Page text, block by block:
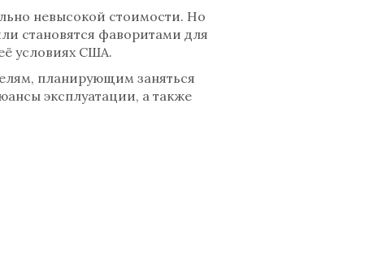
невысокой стоимости. Но
становятся фаворитами для
условиях США.
планирующим заняться
эксплуатации, а также